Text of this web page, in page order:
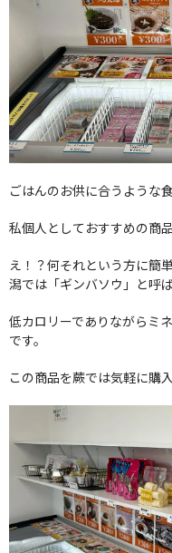
ごはんのお供に合うような
私個人としておすすめの商品
え！？何それという方に簡
潟では「ギンバソウ」と呼
低カロリーでありながらミ
です。
この商品を蕨では気軽に購